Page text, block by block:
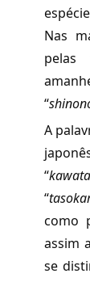
Nas
“
A
“
“
como
assim
se